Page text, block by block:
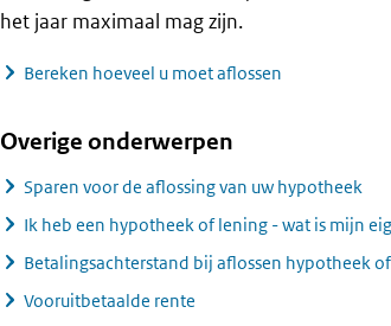
het jaar maximaal mag zijn.
Bereken hoeveel u moet aflossen
Overige onderwerpen
Sparen voor de aflossing van uw hypotheek
Ik heb een hypotheek of lening - wat is mijn
Betalingsachterstand bij aflossen hypotheek
Vooruitbetaalde rente